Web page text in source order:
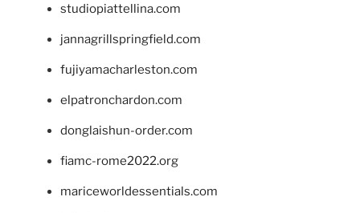
studiopiattellina.com
jannagrillspringfield.com
fujiyamacharleston.com
elpatronchardon.com
donglaishun-order.com
fiamc-rome2022.org
mariceworldessentials.com